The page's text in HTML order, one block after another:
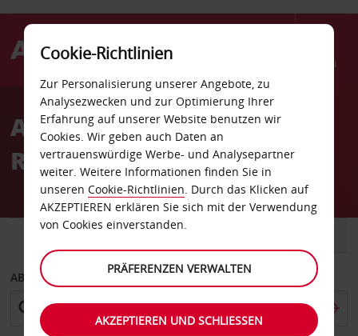
Menü
AvisAutovermietung La
Rochelle Laleu Flughafen
ABHOLEN VON
Cookie-Richtlinien
Zur Personalisierung unserer Angebote, zu
Analysezwecken und zur Optimierung Ihrer
Erfahrung auf unserer Website benutzen wir
Cookies. Wir geben auch Daten an
vertrauenswürdige Werbe- und Analysepartner
weiter. Weitere Informationen finden Sie in
unseren Cookie-Richtlinien. Durch das Klicken auf
AKZEPTIEREN erklären Sie sich mit der Verwendung
von Cookies einverstanden.
PRÄFERENZEN VERWALTEN
AKZEPTIEREN UND SCHLIESSEN